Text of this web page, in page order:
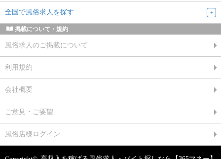
全国で風俗求人を探す
掲載について・規約
風俗求人のご掲載について
利用規約
会社概要
ご意見・ご要望
風俗店様ログイン